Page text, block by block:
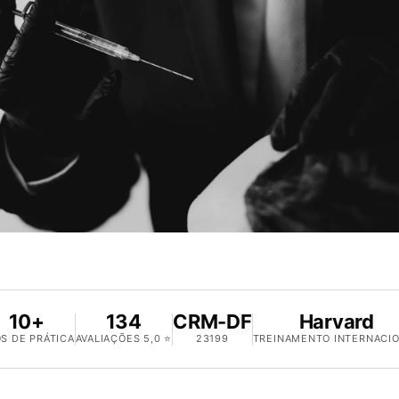
10+
DE PRÁTICA
134
AVALIAÇÕES 5,0 ⭐
CRM-DF
23199
Harvard
TREINAMENTO